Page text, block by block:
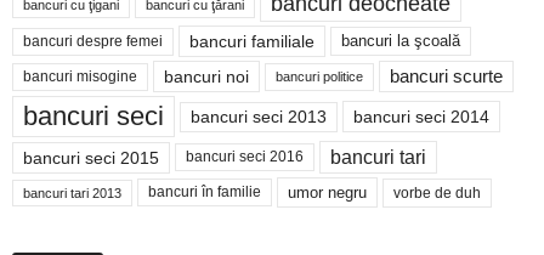
bancuri cu ţigani bancuri cu ţărani
bancuri despre femei bancuri familiale bancuri la şcoală
bancuri misogine bancuri noi bancuri politice bancuri scurte
bancuri seci bancuri seci 2013 bancuri seci 2014
bancuri seci 2015 bancuri seci 2016 bancuri tari
bancuri tari 2013 bancuri în familie umor negru vorbe de duh